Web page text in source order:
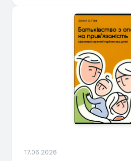
17.06.2026